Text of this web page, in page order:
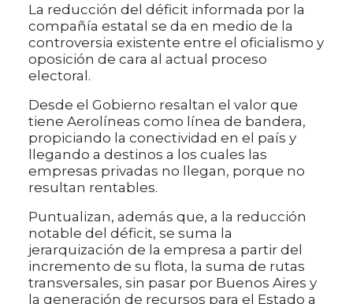
La reducción del déficit informada por la
compañía estatal se da en medio de la
controversia existente entre el oficialismo y
oposición de cara al actual proceso
electoral.
Desde el Gobierno resaltan el valor que
tiene Aerolíneas como línea de bandera,
propiciando la conectividad en el país y
llegando a destinos a los cuales las
empresas privadas no llegan, porque no
resultan rentables.
Puntualizan, además que, a la reducción
notable del déficit, se suma la
jerarquización de la empresa a partir del
incremento de su flota, la suma de rutas
transversales, sin pasar por Buenos Aires y
la generación de recursos para el Estado a